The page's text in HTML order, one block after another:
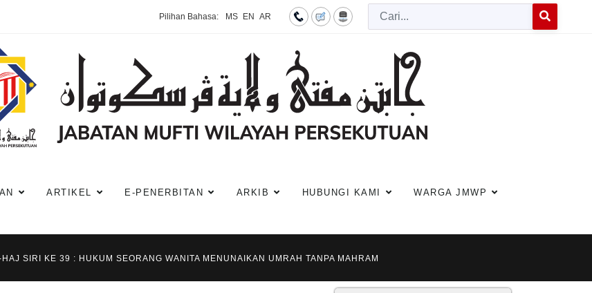
Pilihan Bahasa: MS EN AR
Cari
ARTIKEL E-PENERBITAN ARKIB HUBUNGI KAMI WARGA JMWP
HAJ SIRI KE 39 : HUKUM SEORANG WANITA MENUNAIKAN UMRAH TANPA MAHRAM